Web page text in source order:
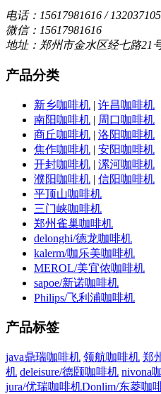
电话：15617981616 /
微信：15617981616
地址：郑州市金水区经七路21
产品分类
新乡咖啡机 | 许昌咖啡机
南阳咖啡机 | 周口咖啡机
商丘咖啡机 | 洛阳咖啡机
焦作咖啡机 | 安阳咖啡机
开封咖啡机 | 漯河咖啡机
濮阳咖啡机 | 信阳咖啡机
平顶山咖啡机
三门峡咖啡机
郑州雀巢咖啡机
delonghi/德龙咖啡机
kalerm/咖乐美咖啡机
MEROL/美宜侬咖啡机
sapoe/新诺咖啡机
Philips/飞利浦咖啡机
产品标签
java鼎瑞咖啡机 领航咖啡机 郑
机 deleisure/德颐咖啡机 nivona
jura/优瑞咖啡机Donlim/东菱咖